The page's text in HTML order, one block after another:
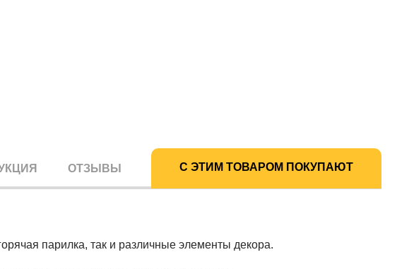
ОТЗЫВЫ С ЭТИМ ТОВАРОМ ПОКУПАЮТ
парилка, так и различные элементы декора.